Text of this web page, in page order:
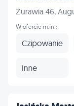
Żurawia 46,
W ofercie m.in.:
Czipowanie
Inne